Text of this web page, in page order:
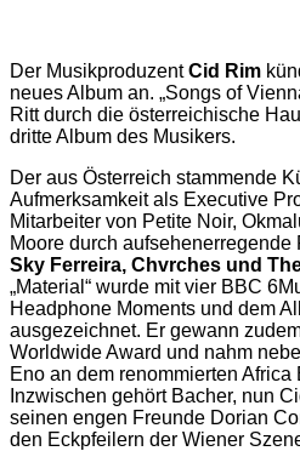
Der MusikproduzentCid Rim
neues Album an. „Songs of
Ritt durch die österreichische
dritte Album des Musikers.
Der aus Österreich stammende
Aufmerksamkeit als Executive
Mitarbeiter von Petite Noir,
Moore durch
Sky Ferreira, Chvrches und
„Material“ wurde mit vier BBC
Headphone Moments und dem
ausgezeichnet. Er gewann
Worldwide Award und nahm
Eno an dem renommierten
Inzwischen gehört Bacher, nun
seinen engen Freunde Dorian
den Eckpfeilern der Wiener